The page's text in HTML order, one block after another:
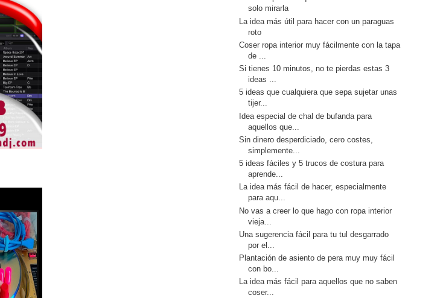
solo mirarla
La idea más útil para hacer con un paraguas
roto
Coser ropa interior muy fácilmente con la tapa
de ...
Si tienes 10 minutos, no te pierdas estas 3
ideas ...
5 ideas que cualquiera que sepa sujetar unas
tijer...
Idea especial de chal de bufanda para
aquellos que...
Sin dinero desperdiciado, cero costes,
simplemente...
5 ideas fáciles y 5 trucos de costura para
aprende...
La idea más fácil de hacer, especialmente
para aqu...
No vas a creer lo que hago con ropa interior
vieja...
Una sugerencia fácil para tu tul desgarrado
por el...
Plantación de asiento de pera muy muy fácil
con bo...
La idea más fácil para aquellos que no saben
coser...